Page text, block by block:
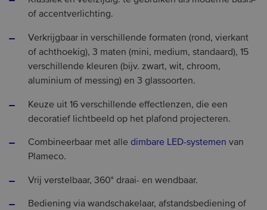
of accentverlichting.
Verkrijgbaar in verschillende formaten (rond, vierkant
of achthoekig), 3 maten (mini, medium, standaard), 15
verschillende kleuren (bijv. zwart, wit, chroom,
aluminium of messing) en 3 glassoorten.
Keuze uit 16 verschillende effectlenzen, die een
decoratief lichtbeeld op het plafond projecteren.
Combineerbaar met alle dimbare LED-systemen van
Plameco.
Vrij verstelbaar, 360° draai- en wendbaar.
Bediening via wandschakelaar, afstandsbediening of